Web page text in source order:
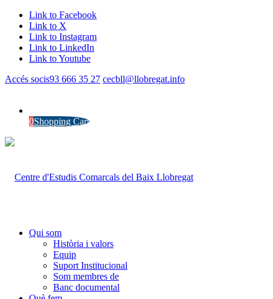
Link to Facebook
Link to X
Link to Instagram
Link to LinkedIn
Link to Youtube
Accés socis93 666 35 27 cecbll@llobregat.info
0Shopping Cart
Qui som
Història i valors
Equip
Suport Institucional
Som membres de
Banc documental